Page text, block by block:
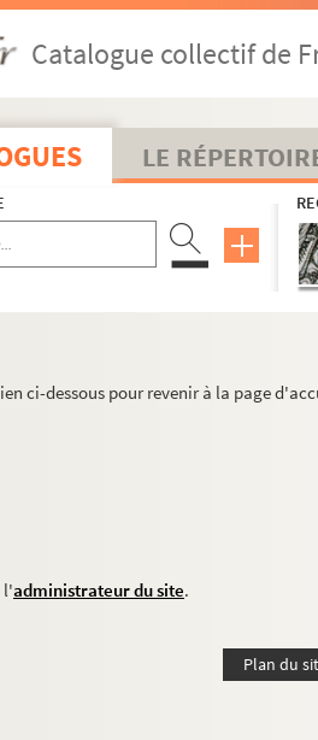
Catalogue collectif de
LE
ci-dessous pour revenir à la page
l'administrateur du site.
Plan du